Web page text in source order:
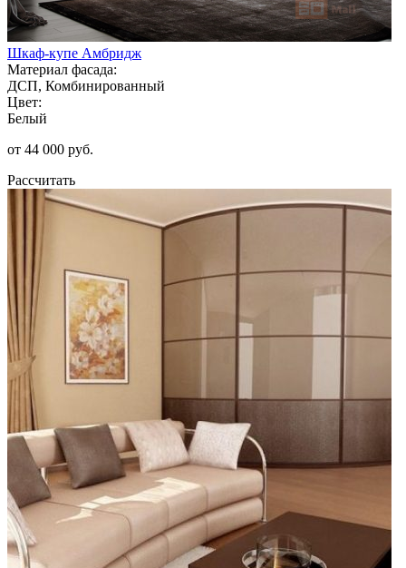
Шкаф-купе Амбридж
Материал фасада:
ДСП, Комбинированный
Цвет:
Белый
от 44 000 руб.
Рассчитать